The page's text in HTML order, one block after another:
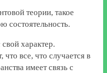
теории, такое
состоятельность.
характер.
что все, что случается в
имеет связь с